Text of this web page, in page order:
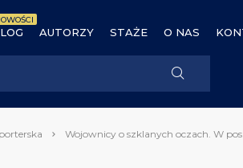
AUTORZY STAŻE O NAS
Wojownicy o szklanych oczach. W